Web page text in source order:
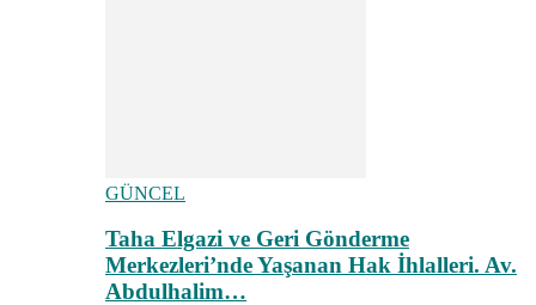
GÜNCEL
Taha Elgazi ve Geri Gönderme
Merkezleri’nde Yaşanan Hak İhlalleri. Av.
Abdulhalim…